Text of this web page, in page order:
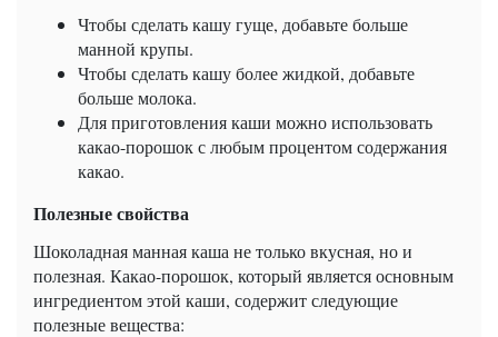
Чтобы сделать кашу гуще, добавьте больше
манной крупы.
Чтобы сделать кашу более жидкой, добавьте
больше молока.
Для приготовления каши можно использовать
какао-порошок с любым процентом содержания
какао.
Полезные свойства
Шоколадная манная каша не только вкусная, но и
полезная. Какао-порошок, который является основным
ингредиентом этой каши, содержит следующие
полезные вещества: